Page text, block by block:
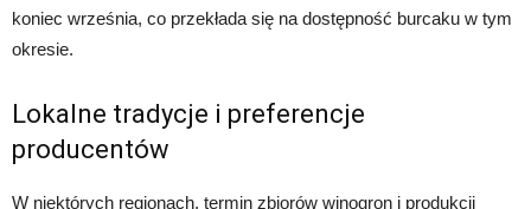
koniec września, co przekłada się na dostępność burcaku w tym
okresie.
Lokalne tradycje i preferencje
producentów
W niektórych regionach, termin zbiorów winogron i produkcji